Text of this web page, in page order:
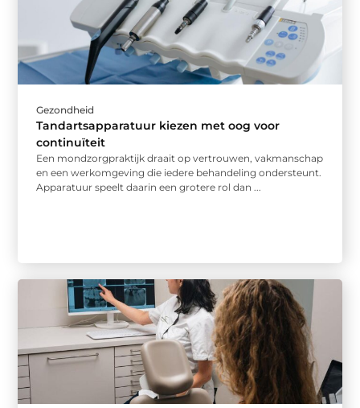
Gezondheid
Tandartsapparatuur kiezen met oog voor
continuïteit
Een mondzorgpraktijk draait op vertrouwen, vakmanschap
en een werkomgeving die iedere behandeling ondersteunt.
Apparatuur speelt daarin een grotere rol dan ...